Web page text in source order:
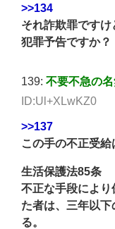
>>134
それ詐欺罪ですけ
犯罪予告ですか？
139: 不要不急の
ID:Ul+XLwKZ0
>>137
この手の不正受
生活保護法85条
不正な手段によ
た者は、三年以
る。